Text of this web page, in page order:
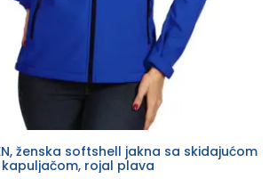
ženska softshell jakna sa skidajućom
kapuljačom, rojal plava